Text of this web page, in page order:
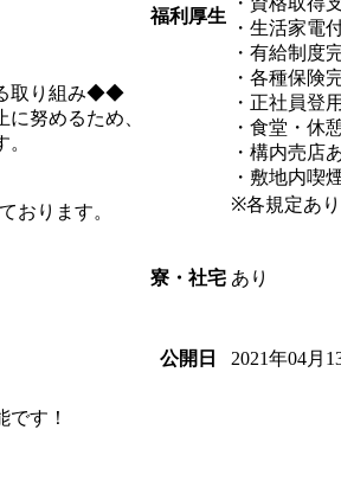
取り組み◆◆
努めるため、
おります。
す！
福利厚生
・生活家電
・有給制度
・各種保険
・正社員登
・食堂・休
・構内売店
・敷地内喫
※各規定あり
寮・社宅 あり
公開日 2021年04月